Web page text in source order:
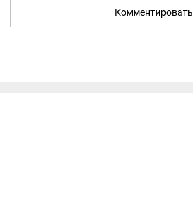
Комментировать